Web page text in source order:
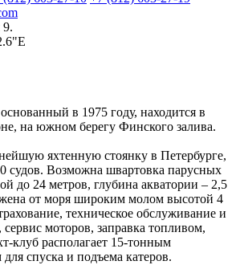
9.
в 1975 году, находится в
на южном берегу Финского залива.
яхтенную стоянку в Петербурге,
судов. Возможна швартовка парусных
до 24 метров, глубина акватории – 2,5
от моря широким молом высотой 4
техническое обслуживание и
сервис моторов, заправка топливом,
клуб располагает 15-тонным
спуска и подъема катеров.